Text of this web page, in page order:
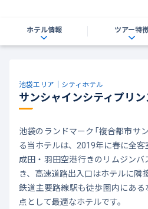
ホテル情報 ツアー特
池袋エリア｜シティホテル
サンシャインシティプリ
池袋のランドマーク「複合都市サ
る当ホテルは、2019年に春に全客
成田・羽田空港行きのリムジン
き、高速道路出入口はホテルに隣接
鉄道主要路線駅も徒歩圏内にあ
点として最適なホテルです。